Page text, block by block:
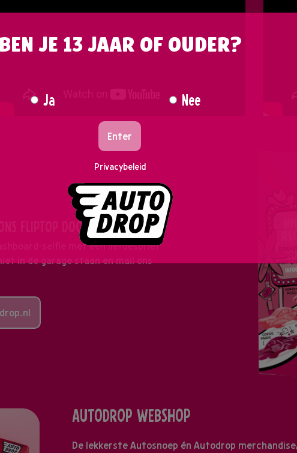
FLIPTOP DOOSJE?
selfie met een liefdesbrief
in de garage staan en mail ons
AUTODROP WEBSHOP
De lekkerste Autosnoep én Autodrop
BEN JE 13 JAAR OF OUDER?
Ja Nee
Enter
Privacybeleid